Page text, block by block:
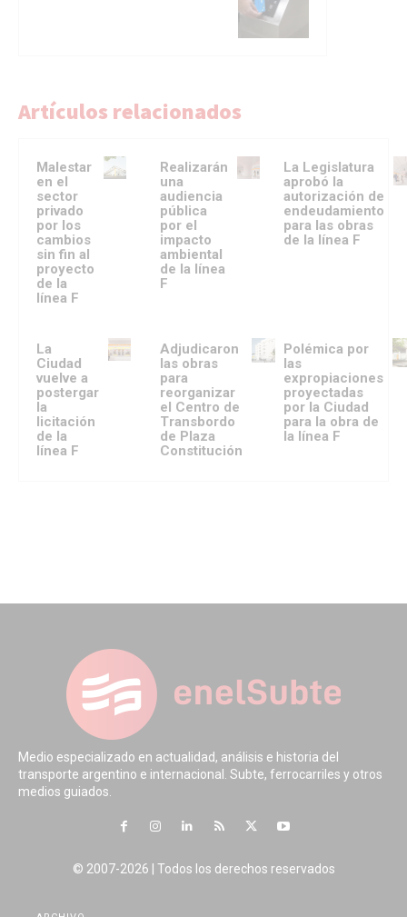
Artículos relacionados
Malestar
en el
sector
privado
por los
cambios
sin fin al
proyecto
de la
línea F
Realizarán
una
audiencia
pública
por el
impacto
ambiental
de la línea
F
La Legislatura
aprobó la
autorización de
endeudamiento
para las obras
de la línea F
La
Ciudad
vuelve a
postergar
la
licitación
de la
línea F
Adjudicaron
las obras
para
reorganizar
el Centro de
Transbordo
de Plaza
Constitución
Polémica por
las
expropiaciones
proyectadas
por la Ciudad
para la obra de
la línea F
Medio especializado en actualidad, análisis e historia del
transporte argentino e internacional. Subte, ferrocarriles y otros
medios guiados.
© 2007-2026 | Todos los derechos reservados